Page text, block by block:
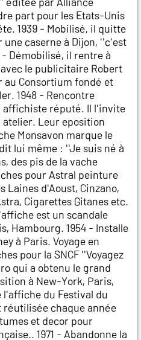
part pour les Etats-Unis
1939 - Mobilisé, il quitte
caserne à Dijon, ''c'est
Démobilisé, il rentre à
le publicitaire Robert
Consortium fondé et
1948 - Rencontre
affichiste réputé. Il l'invite
Leur eposition
Monsavon marque le
lui même : ''Je suis né à
des pis de la vache
pour Astral peinture
Laines d'Aoust, Cinzano,
Cigarettes Gitanes etc.
est un scandale
Hambourg. 1954 - Installe
à Paris. Voyage en
pour la SNCF ''Voyagez
qui a obtenu le grand
à New-York, Paris,
l'affiche du Festival du
réutilisée chaque année
et decor pour
1971 - Abandonne la